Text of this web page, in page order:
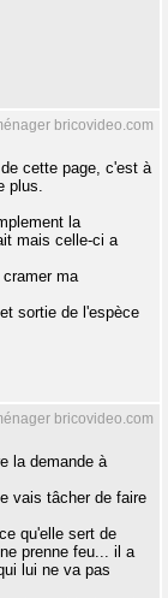
bricovideo.com
cette page, c'est à
plus.
la
mais celle-ci a
ma
sortie de l'espèce
bricovideo.com
la demande à
vais tâcher de faire
qu'elle sert de
prenne feu... il a
lui ne va pas